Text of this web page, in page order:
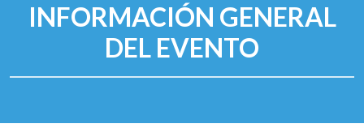
INFORMACIÓN GENERAL
DEL EVENTO